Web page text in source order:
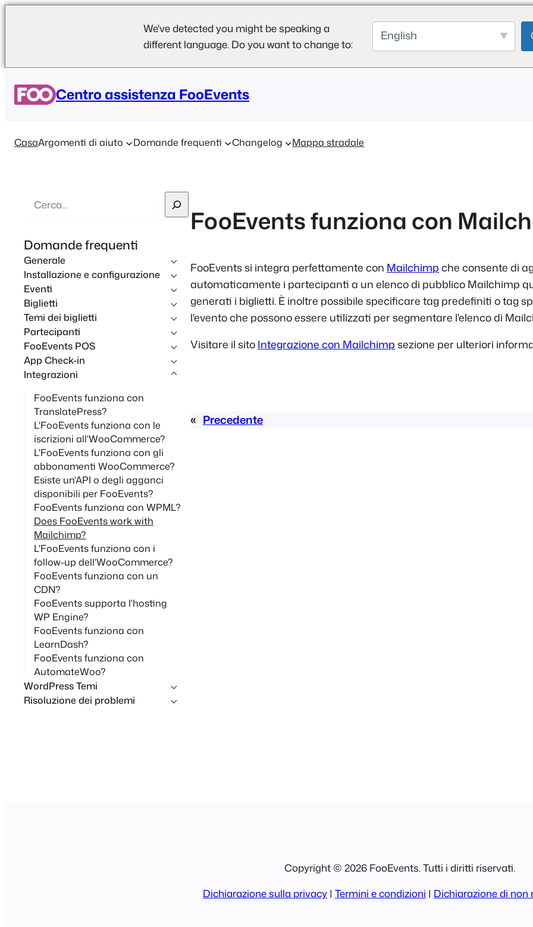
We've detected you might be speaking a
different language. Do you want to change to:
English
Centro assistenza FooEvents
CasaArgomenti di aiuto Domande frequenti Changelog Mappa stradale
e
r
c
a
Domande frequenti
Generale
Installazione e configurazione
Eventi
Biglietti
Temi dei biglietti
Partecipanti
FooEvents POS
App Check-in
Integrazioni
FooEvents funziona con
TranslatePress?
L'FooEvents funziona con le
iscrizioni all'WooCommerce?
L'FooEvents funziona con gli
abbonamenti WooCommerce?
Esiste un'API o degli agganci
disponibili per FooEvents?
FooEvents funziona con WPML?
Does FooEvents work with
Mailchimp?
L'FooEvents funziona con i
follow-up dell'WooCommerce?
FooEvents funziona con un
CDN?
FooEvents supporta l'hosting
WP Engine?
FooEvents funziona con
LearnDash?
FooEvents funziona con
AutomateWoo?
WordPress Temi
Risoluzione dei problemi
FooEvents funziona con
FooEvents si integra perfettamente con Mailchimp che consente di
automaticamente i partecipanti a un elenco di pubblico Mailchimp
generati i biglietti. È inoltre possibile specificare tag predefiniti o tag
l'evento che possono essere utilizzati per segmentare l'elenco di
Visitare il sito Integrazione con Mailchimp sezione per ulteriori
« Precedente
Copyright © 2026 FooEvents. Tutti i diritti riservati.
Dichiarazione sulla privacy | Termini e condizioni | Dichiarazione di non